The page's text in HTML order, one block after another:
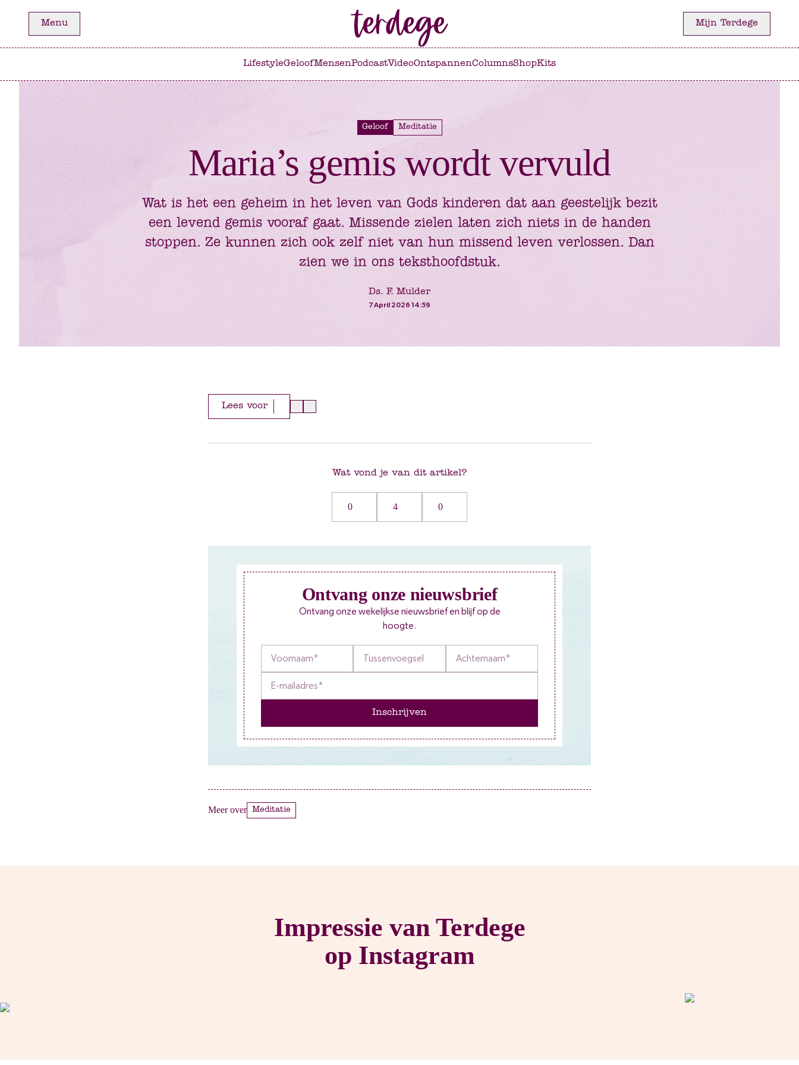
naar
het
naar
de
Menu Mijn Terdege
LifestyleGeloofMensenPodcastVideoOntspannenColumnsShopKits
Geloof Meditatie
Maria’s gemis wordt vervuld
Wat is het een geheim in het leven van Gods kinderen dat aan geestelijk bezit
een levend gemis vooraf gaat. Missende zielen laten zich niets in de handen
stoppen. Ze kunnen zich ook zelf niet van hun missend leven verlossen. Dan
zien we in ons teksthoofdstuk.
Ds. F. Mulder
7 April 2026 14:59
Lees voor
Wat vond je van dit artikel?
0 4 0
Ontvang onze nieuwsbrief
Ontvang onze wekelijkse nieuwsbrief en blijf op de
hoogte.
Inschrijven
Meer over Meditatie
Impressie van Terdege
op Instagram